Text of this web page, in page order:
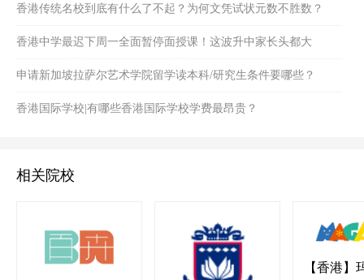
个隐藏优势！
香港传统名校到底有什么了不起？为何文凭试状元数不胜数？
香港中学最迟下周一全面暂停面授课！这波升中家长头都大
了......
申请新加坡拉萨尔艺术学院留学读本科/研究生条件要哪些？
香港国际学校|有哪些香港国际学校学费最昂贵？
相关院校
【香港】